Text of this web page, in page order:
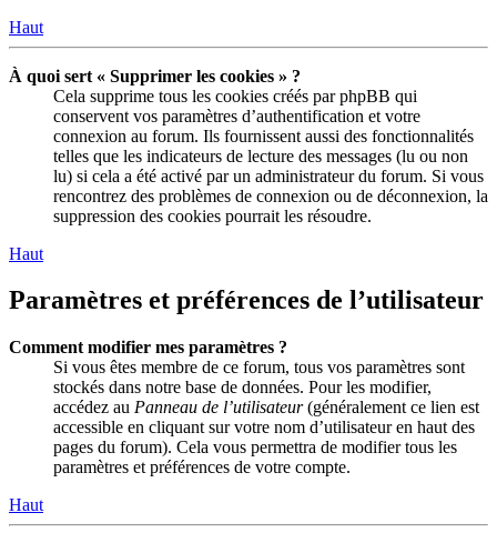
Haut
À quoi sert « Supprimer les cookies » ?
Cela supprime tous les cookies créés par phpBB qui
conservent vos paramètres d’authentification et votre
connexion au forum. Ils fournissent aussi des fonctionnalités
telles que les indicateurs de lecture des messages (lu ou non
lu) si cela a été activé par un administrateur du forum. Si vous
rencontrez des problèmes de connexion ou de déconnexion, la
suppression des cookies pourrait les résoudre.
Haut
Paramètres et préférences de l’utilisateur
Comment modifier mes paramètres ?
Si vous êtes membre de ce forum, tous vos paramètres sont
stockés dans notre base de données. Pour les modifier,
accédez au Panneau de l’utilisateur(généralement ce lien est
accessible en cliquant sur votre nom d’utilisateur en haut des
pages du forum). Cela vous permettra de modifier tous les
paramètres et préférences de votre compte.
Haut